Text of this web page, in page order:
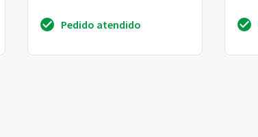
Pedido atendido